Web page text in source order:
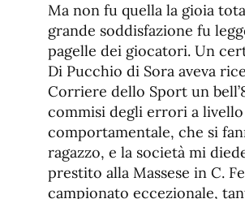
Ma non fu quella la gioia
grande soddisfazione fu
pagelle dei giocatori. Un
Di Pucchio di Sora aveva
Corriere dello Sport un
commisi degli errori a livello
comportamentale, che si
ragazzo, e la società mi
prestito alla Massese in C.
campionato eccezionale,